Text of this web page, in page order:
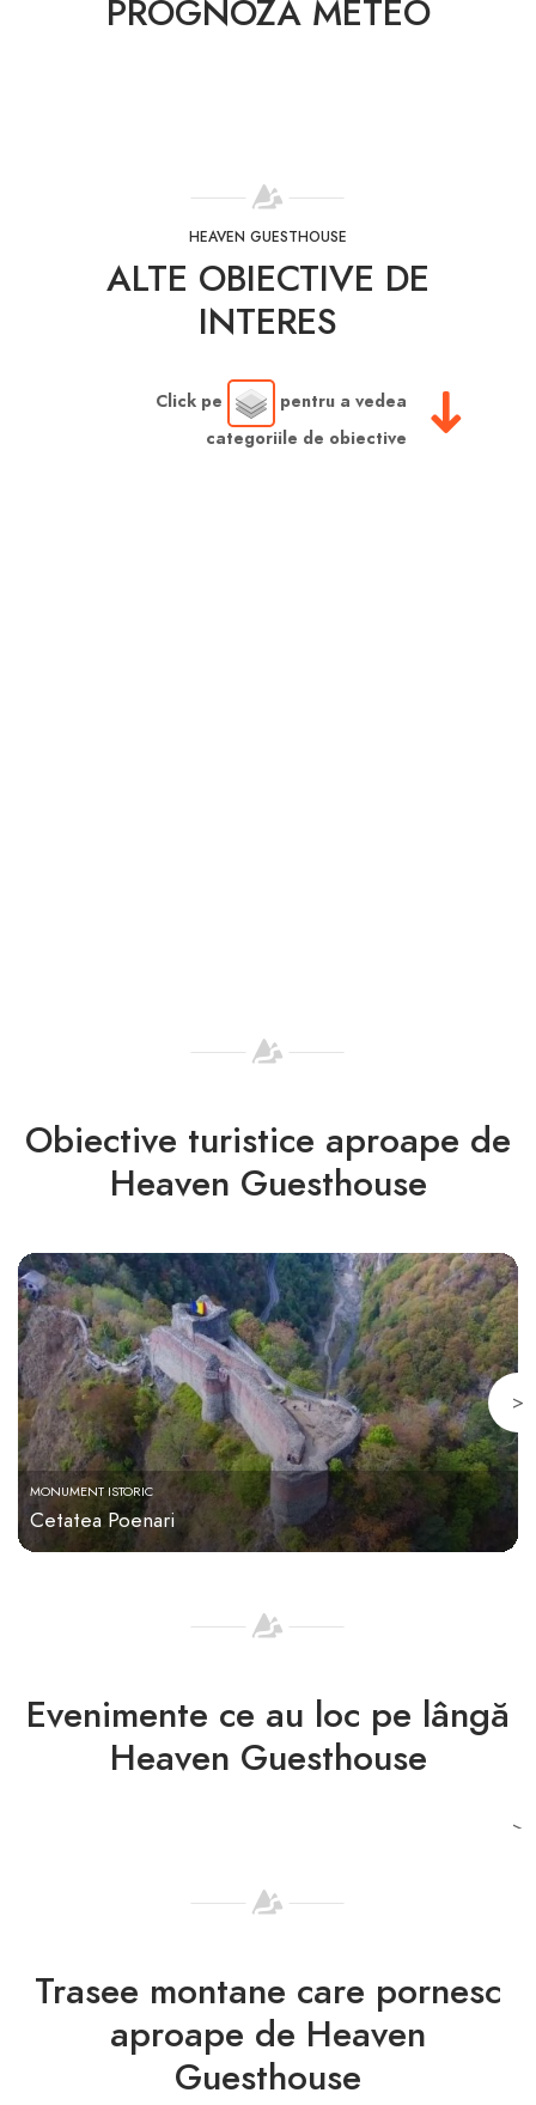
PROGNOZĂ METEO
HEAVEN GUESTHOUSE
ALTE OBIECTIVE DE
INTERES
Click pe
pentru a vedea
categoriile de obiective
Obiective turistice aproape de
Heaven Guesthouse
MONUMENT ISTORIC
Cetatea Poenari
>
Evenimente ce au loc pe lângă
Heaven Guesthouse
>
Trasee montane care pornesc
aproape de Heaven
Guesthouse